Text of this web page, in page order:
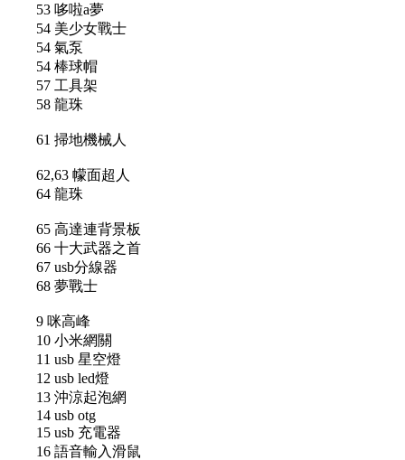
53 哆啦a夢
54 美少女戰士
54 氣泵
54 棒球帽
57 工具架
58 龍珠
61 掃地機械人
62,63 幪面超人
64 龍珠
65 高達連背景板
66 十大武器之首
67 usb分線器
68 夢戰士
9 咪高峰
10 小米網關
11 usb 星空燈
12 usb led燈
13 沖涼起泡網
14 usb otg
15 usb 充電器
16 語音輸入滑鼠